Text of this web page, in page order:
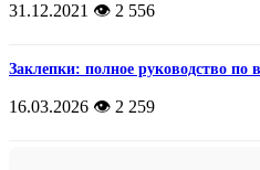
31.12.2021 👁️ 2 556
Заклепки: полное руководство
16.03.2026 👁️ 2 259